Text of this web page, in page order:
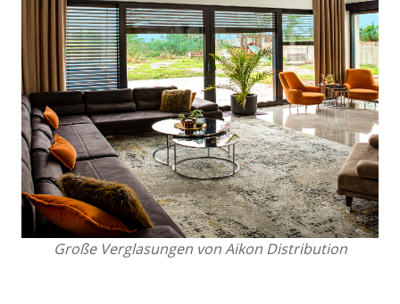
Große Verglasungen von Aikon Distribution